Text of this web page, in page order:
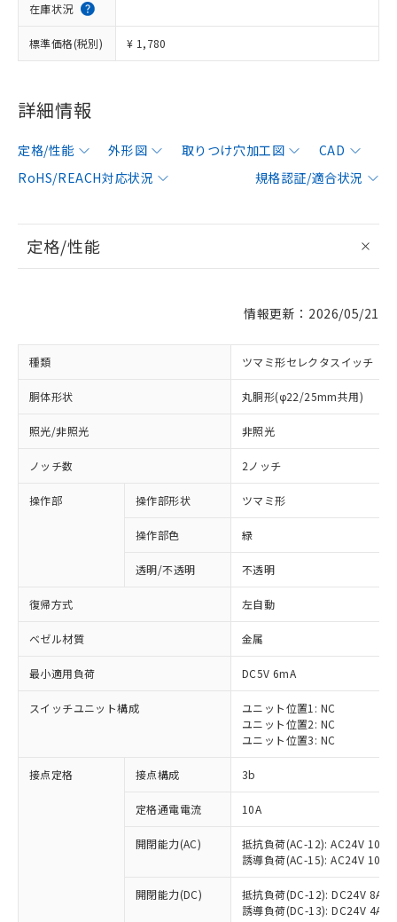
在庫状況
標準価格(税別) ¥ 1,780
詳細情報
定格/性能 外形図 取りつけ穴加工図
CAD
RoHS/REACH対応状況
規格認証/適合状況
定格/性能
情報更新：2026/05/21
種類 ツマミ形セレクタスイッチ
胴体形状 丸胴形(φ22/25mm共用)
照光/非照光 非照光
ノッチ数 2ノッチ
操作部 操作部形状 ツマミ形
操作部色 緑
透明/不透明 不透明
復帰方式 左自動
ベゼル材質 金属
最小適用負荷 DC5V 6mA
スイッチユニット構成
ユニット位置1: NC
ユニット位置2: NC
ユニット位置3: NC
接点定格 接点構成 3b
定格通電電流 10A
開閉能力(AC)
抵抗負荷(AC-12): AC24V 10A/
誘導負荷(AC-15): AC24V
開閉能力(DC)
抵抗負荷(DC-12): DC24V 8A/
誘導負荷(DC-13): DC24V 4A/
ご利用条件
対応済み：EU RoHS指令（10物質）の
非含有に対応した製品が提供可能な商品で
有に対応した製品に切り替える予定のある